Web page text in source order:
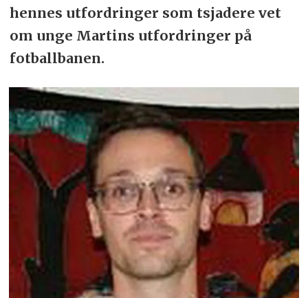
hennes utfordringer som tsjadere vet
om unge Martins utfordringer på
fotballbanen.